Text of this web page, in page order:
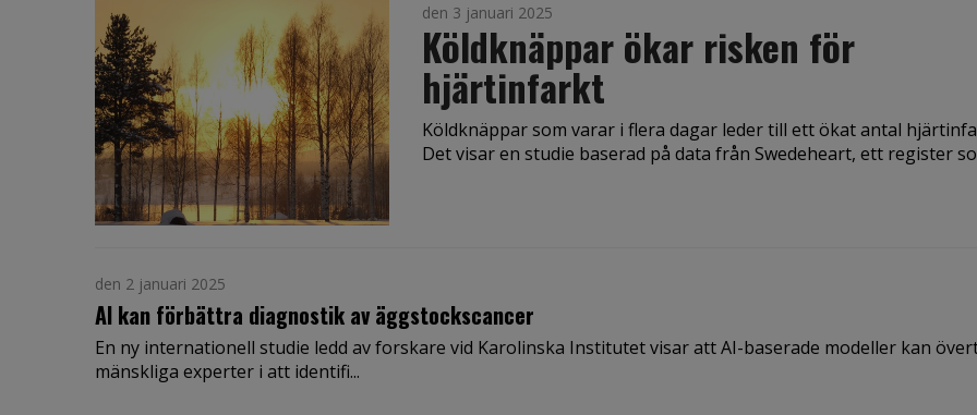
den 3 januari 2025
Köldknäppar ökar risken för
hjärtinfarkt
Köldknäppar som varar i flera dagar leder till ett ökat antal
Det visar en studie baserad på data från Swedeheart, ett register
den 2 januari 2025
AI kan förbättra diagnostik av äggstockscancer
En ny internationell studie ledd av forskare vid Karolinska Institutet visar att AI-baserade modeller kan
mänskliga experter i att identifi...